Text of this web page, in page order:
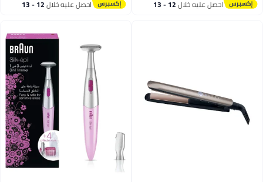
احصل عليه خلال 12 - 13
اغسطس
#8 في فراشي الأسنان الكهربائية احصل عليه خلال 12 - 13
اغسطس